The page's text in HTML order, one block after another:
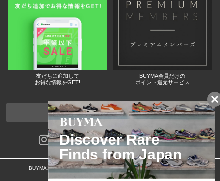
友だちに追加して
お得な情報をGET!
BUYMA会員だけの
ポイント還元サービス
ページトップへ
BUYMAスタートガイド 安心への取り組み